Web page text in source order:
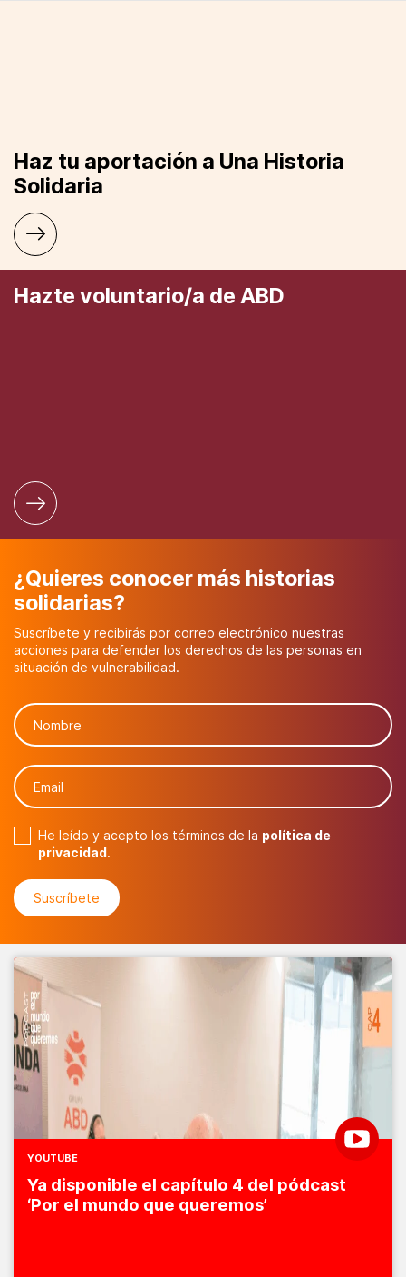
Haz tu aportación a Una Historia
Solidaria
Hazte voluntario/a de ABD
¿Quieres conocer más historias
solidarias?
Suscríbete y recibirás por correo electrónico nuestras
acciones para defender los derechos de las personas en
situación de vulnerabilidad.
He leído y acepto los términos de la política de
privacidad.
YOUTUBE
Ya disponible el capítulo 4 del pódcast
‘Por el mundo que queremos’